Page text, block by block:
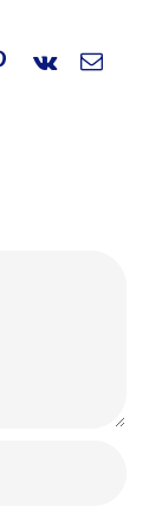
Pinterest
Vk
E-